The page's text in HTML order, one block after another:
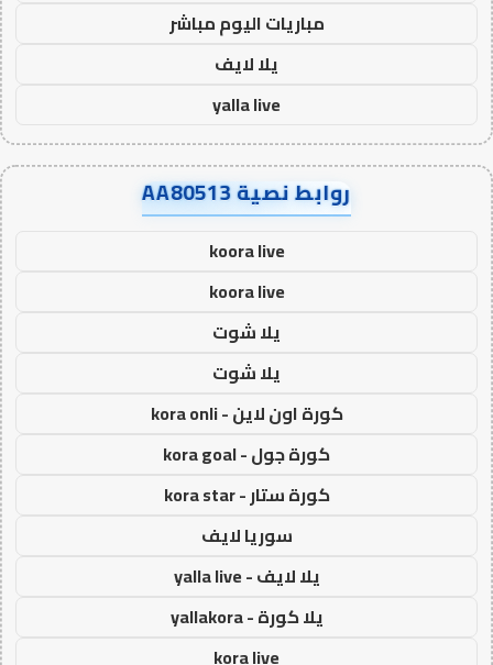
مباريات اليوم مباشر
يلا لايف
yalla live
روابط نصية AA80513
koora live
koora live
يلا شوت
يلا شوت
كورة اون لاين - kora onli
كورة جول - kora goal
كورة ستار - kora star
سوريا لايف
يلا لايف - yalla live
يلا كورة - yallakora
kora live